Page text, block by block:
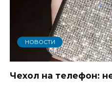
НОВОСТИ
Чехол на телефон: